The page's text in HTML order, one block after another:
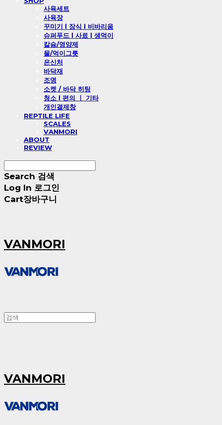
사육세트
사육장
꾸미기 l 장식 l 비바리움
슈퍼푸드 l 사료 l 생먹이
칼슘/영양제
물/먹이그릇
은신처
바닥재
조명
소켓 / 바닥 히팅
청소 l 편의 ㅣ 기타
개인결제창
REPTILE LIFE
SCALES
VANMORI
ABOUT
REVIEW
Search 검색
Log In 로그인
Cart장바구니
VANMORI
VANMORI